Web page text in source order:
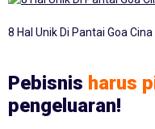
8 Hal Unik Di Pantai Goa
Pebisnis harus
pengeluaran!